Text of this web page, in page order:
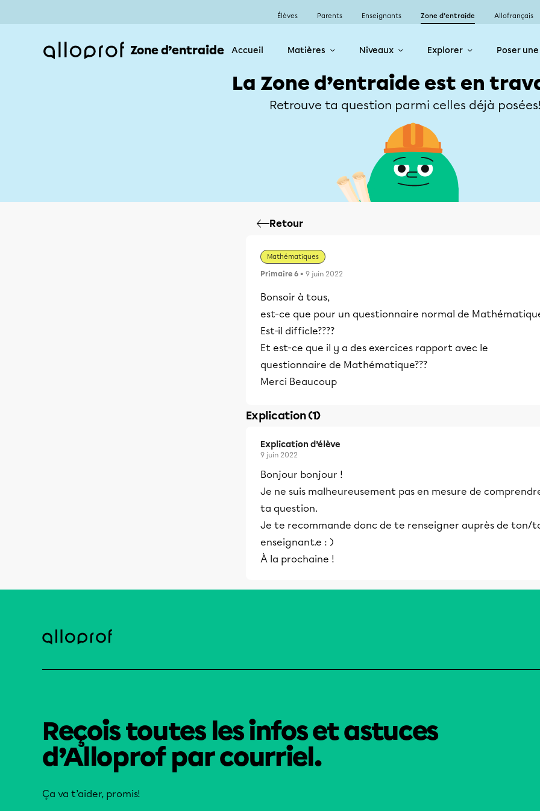
Élèves Parents Enseignants Zone d’entraide Allofrançais
Zone d’entraide Accueil Matières Niveaux Explorer Poser
La Zone d’entraide est en
Retrouve ta question parmi celles déjà posées!
Retour
Mathématiques
Primaire 6 • 9 juin 2022
Bonsoir à tous,
est-ce que pour un questionnaire normal de
Est-il difficle????
Et est-ce que il y a des exercices rapport avec le
questionnaire de Mathématique???
Merci Beaucoup
Explication (1)
Explication d’élève
9 juin 2022
Bonjour bonjour !
Je ne suis malheureusement pas en mesure de
ta question.
Je te recommande donc de te renseigner auprès de ton/
enseignant.e : )
À la prochaine !
Reçois toutes les infos et astuces
d’Alloprof par courriel.
Ça va t’aider, promis!